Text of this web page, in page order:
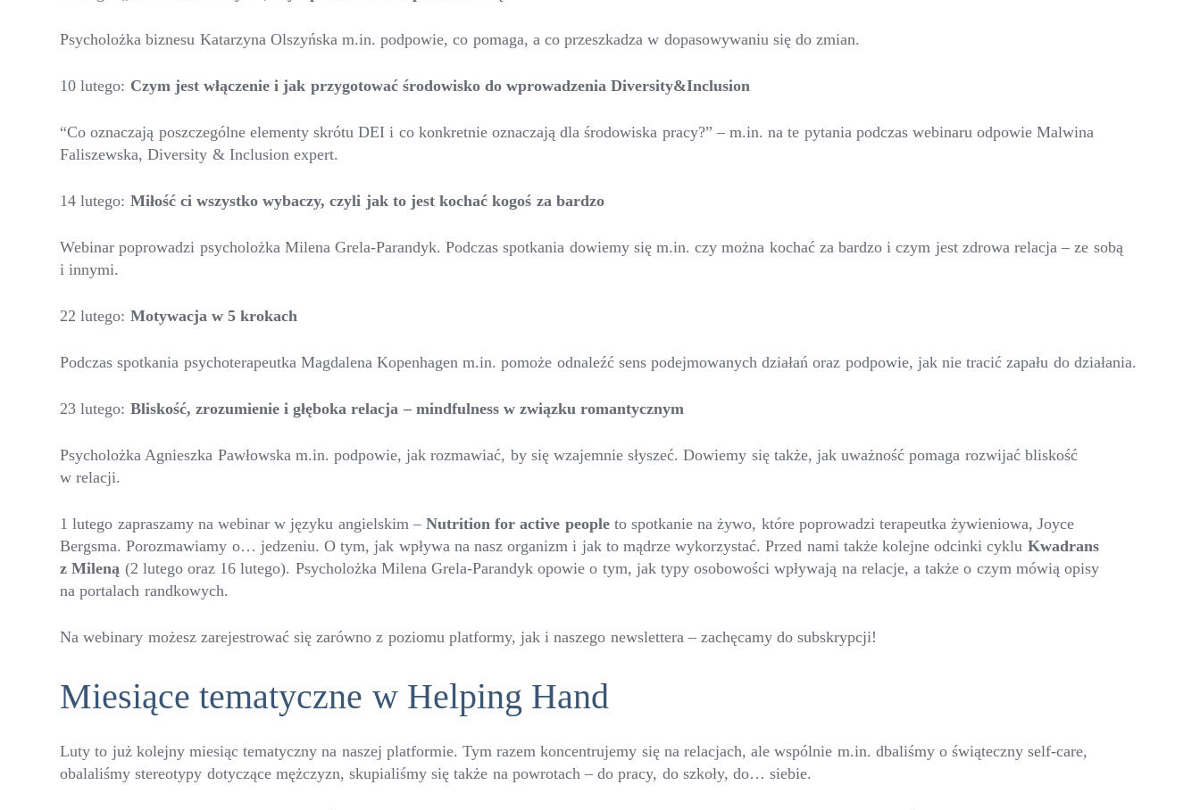
Psycholożka biznesu Katarzyna Olszyńska m.in. podpowie, co pomaga, a co przeszkadza w dopasowywaniu się do zmian.
10 lutego: Czym jest włączenie i jak przygotować środowisko do wprowadzenia Diversity&Inclusion
“Co oznaczają poszczególne elementy skrótu DEI i co konkretnie oznaczają dla środowiska pracy?” – m.in. na te pytania podczas webinaru odpowie Malwina
Faliszewska, Diversity & Inclusion expert.
14 lutego: Miłość ci wszystko wybaczy, czyli jak to jest kochać kogoś za bardzo
Webinar poprowadzi psycholożka Milena Grela-Parandyk. Podczas spotkania dowiemy się m.in. czy można kochać za bardzo i czym jest zdrowa relacja – ze sobą
i innymi.
22 lutego: Motywacja w 5 krokach
Podczas spotkania psychoterapeutka Magdalena Kopenhagen m.in. pomoże odnaleźć sens podejmowanych działań oraz podpowie, jak nie tracić zapału do działania.
23 lutego: Bliskość, zrozumienie i głęboka relacja – mindfulness w związku romantycznym
Psycholożka Agnieszka Pawłowska m.in. podpowie, jak rozmawiać, by się wzajemnie słyszeć. Dowiemy się także, jak uważność pomaga rozwijać bliskość
w relacji.
1 lutego zapraszamy na webinar w języku angielskim –Nutrition for active peopleto spotkanie na żywo, które poprowadzi terapeutka żywieniowa, Joyce
Bergsma. Porozmawiamy o… jedzeniu. O tym, jak wpływa na nasz organizm i jak to mądrze wykorzystać. Przed nami także kolejne odcinki cyklu Kwadrans
z Mileną (2 lutego oraz 16 lutego). Psycholożka Milena Grela-Parandyk opowie o tym, jak typy osobowości wpływają na relacje, a także o czym mówią opisy
na portalach randkowych.
Na webinary możesz zarejestrować się zarówno z poziomu platformy, jak i naszego newslettera – zachęcamy do subskrypcji!
Miesiące tematyczne w Helping Hand
Luty to już kolejny miesiąc tematyczny na naszej platformie. Tym razem koncentrujemy się na relacjach, ale wspólnie m.in. dbaliśmy o świąteczny self-care,
obalaliśmy stereotypy dotyczące mężczyzn, skupialiśmy się także na powrotach – do pracy, do szkoły, do… siebie.